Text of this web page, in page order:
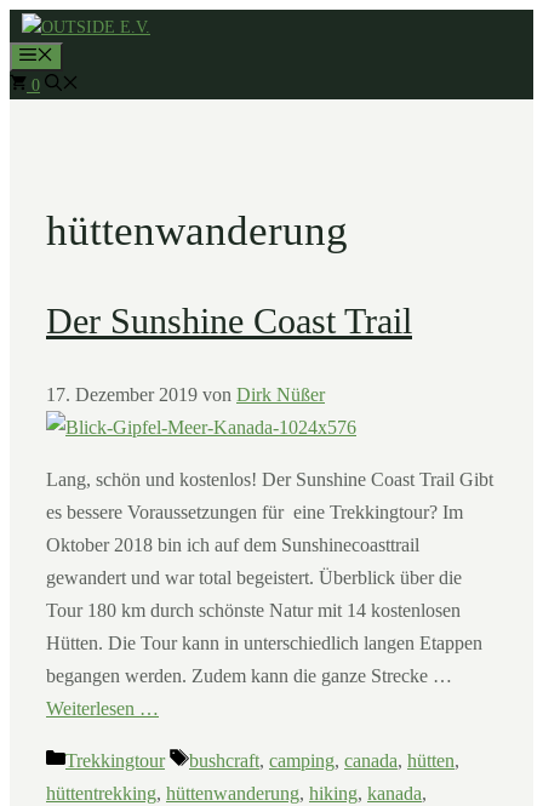
Zum
Inhalt
springen
0
hüttenwanderung
Der Sunshine Coast Trail
17. Dezember 2019 von Dirk Nüßer
Lang, schön und kostenlos! Der Sunshine Coast Trail Gibt
es bessere Voraussetzungen für eine Trekkingtour? Im
Oktober 2018 bin ich auf dem Sunshinecoasttrail
gewandert und war total begeistert. Überblick über die
Tour 180 km durch schönste Natur mit 14 kostenlosen
Hütten. Die Tour kann in unterschiedlich langen Etappen
begangen werden. Zudem kann die ganze Strecke …
Weiterlesen …
Kategorien
Trekkingtour Schlagwörter
bushcraft, camping, canada, hütten,
hüttentrekking, hüttenwanderung, hiking, kanada,